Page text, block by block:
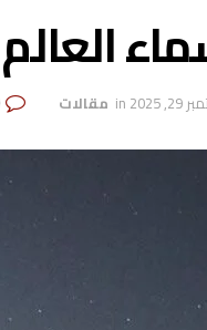
2025
in ‏ مقالات